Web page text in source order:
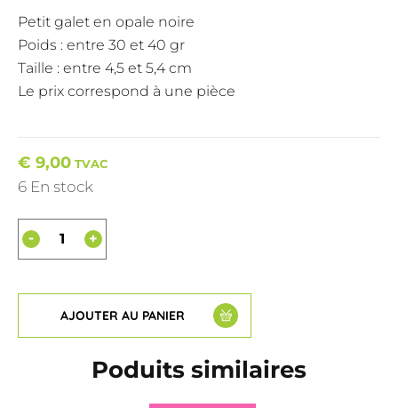
Petit galet en opale noire
Poids : entre 30 et 40 gr
Taille : entre 4,5 et 5,4 cm
Le prix correspond à une pièce
€ 9,00 TVAC
6 En stock
+
-
AJOUTER AU PANIER
Poduits similaires